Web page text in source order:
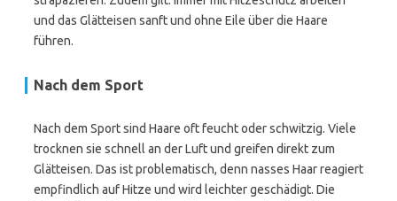
und das Glätteisen sanft und ohne Eile über die Haare
führen.
Nach dem Sport
Nach dem Sport sind Haare oft feucht oder schwitzig. Viele
trocknen sie schnell an der Luft und greifen direkt zum
Glätteisen. Das ist problematisch, denn nasses Haar reagiert
empfindlich auf Hitze und wird leichter geschädigt. Die